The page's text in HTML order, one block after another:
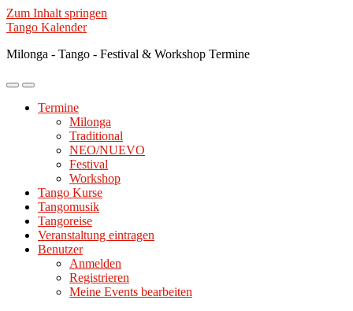
Zum Inhalt springen
Tango Kalender
Milonga - Tango - Festival & Workshop Termine
Mobile-
ein-/ausblenden
Suchfeld
ein-/ausblenden
Termine
Milonga
Traditional
NEO/NUEVO
Festival
Workshop
Tango Kurse
Tangomusik
Tangoreise
Veranstaltung eintragen
Benutzer
Anmelden
Registrieren
Meine Events bearbeiten